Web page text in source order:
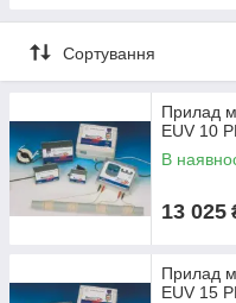
Сортування
Прилад
EUV 10
В
13 025
Прилад
EUV 15